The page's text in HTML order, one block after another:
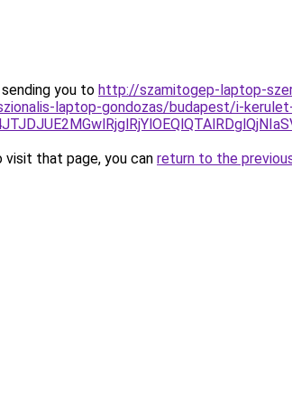
you to http://szamitogep-laptop-
laptop-gondozas/budapest/i-
that page, you can return to the